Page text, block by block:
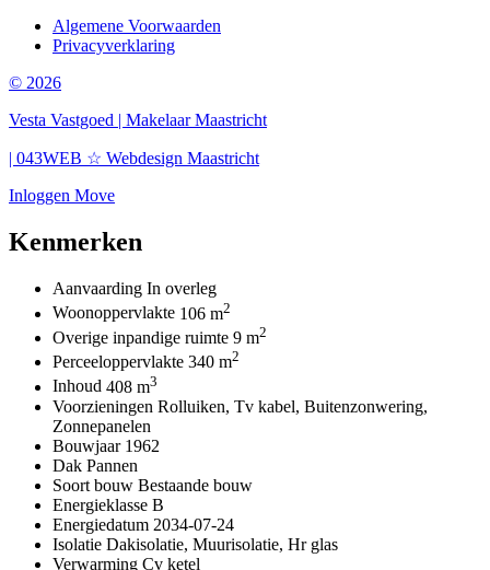
Algemene Voorwaarden
Privacyverklaring
© 2026
Vesta Vastgoed | Makelaar Maastricht
| 043WEB ☆ Webdesign Maastricht
Inloggen Move
Kenmerken
Aanvaarding In overleg
Woonoppervlakte 106 m2
Overige inpandige ruimte 9 m2
Perceeloppervlakte 340 m2
Inhoud 408 m3
Voorzieningen Rolluiken, Tv kabel, Buitenzonwering,
Zonnepanelen
Bouwjaar 1962
Dak Pannen
Soort bouw Bestaande bouw
Energieklasse B
Energiedatum 2034-07-24
Isolatie Dakisolatie, Muurisolatie, Hr glas
Verwarming Cv ketel